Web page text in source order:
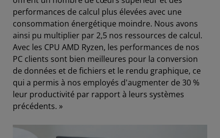
performances de calcul plus élevées avec une
consommation énergétique moindre. Nous avons
ainsi pu multiplier par 2,5 nos ressources de calcul.
Avec les CPU AMD Ryzen, les performances de nos
PC clients sont bien meilleures pour la conversion
de données et de fichiers et le rendu graphique, ce
qui a permis à nos employés d'augmenter de 30 %
leur productivité par rapport à leurs systèmes
précédents. »